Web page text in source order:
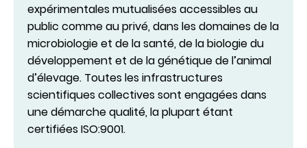
expérimentales mutualisées accessibles au
public comme au privé, dans les domaines de la
microbiologie et de la santé, de la biologie du
développement et de la génétique de l’animal
d’élevage. Toutes les infrastructures
scientifiques collectives sont engagées dans
une démarche qualité, la plupart étant
certifiées ISO:9001.